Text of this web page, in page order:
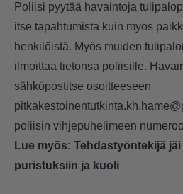
Poliisi pyytää havaintoja
itse tapahtumista kuin myös
henkilöistä. Myös muiden
ilmoittaa tietonsa poliisille.
sähköpostitse osoitteeseen
poliisin vihjepuhelimeen
Lue myös: Tehdastyöntekijä
puristuksiin ja kuoli